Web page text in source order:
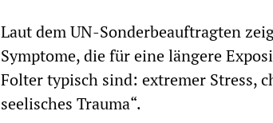
Laut dem UN-Sonderbeauftragten
Symptome, die für eine längere
Folter typisch sind: extremer Stress,
seelisches Trauma“.